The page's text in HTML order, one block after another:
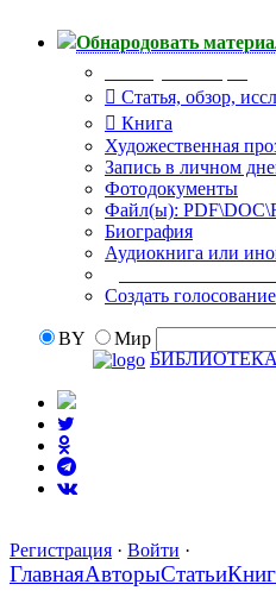
Обнародовать
Статья, обзор,
Книга
Художественная
Запись в личном
Фотодокументы
Файл(ы):
Биография
Аудиокнига или
Создать голосование
BY
Мир
Регистрация · Войти ·
ГлавнаяАвторыСтатьи